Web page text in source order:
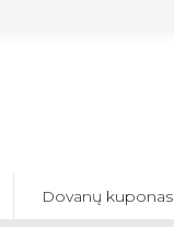
Dovanų kuponas